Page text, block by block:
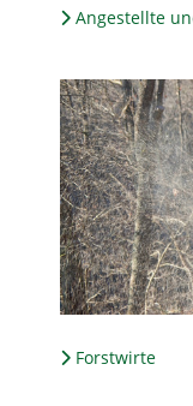
Angestellte
Forstwirte